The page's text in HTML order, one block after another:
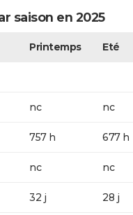
saison en 2025
Printemps Eté
nc nc
757 h 677 h
nc nc
32 j 28 j